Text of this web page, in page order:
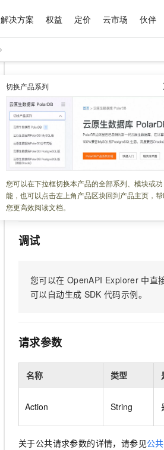
解决方案 权益 定价 云市场 伙伴
切换产品系列
您可以在下拉框切换本产品的全部系列、模块或功
能，也可以点击左上角产品区块回到产品主页，帮
您更高效阅读文档。
更新时间： 2022-09-21 13:50:54
获取资
时，返回成员所属的资源目录详情。
本文将提供一个示例，使用管理账号
调试
您可以在 OpenAPI Explorer 中直
可以自动生成 SDK 代码示例。
请求参数
名称 类型
Action String
关于公共请求参数的详情，请参见公
大模型
文本生成
Qwen3.8-Max HOT
智能体时代全能旗舰模型
Qwen3.7-Plus
能看、能想、能动手的多模态智能体模型
千问AI平台-Token Plan
千问AI平台-模型体验
精选产品
大模型服务平台百炼
大模型服务与应用平台
千问大模型
多元化、高性能、安全可靠的大模型服务
无影云电脑
随时随地安全接入的云上超级电脑
云解析DNS
云原生大数据计算服务 MaxCompute
精选解决方案
千问办公，解锁你的工作新方式
企业级Agent产品，直接交付可用成果
Agency Agents：拥有专属领域专家
多领域专家智能体,一键组建 AI 虚拟交付团队
HappyHorse 打造一站式影视创作平台
快速拥有专属 OpenClaw
普惠上云
普惠上云 官方力荐
云服务器38元/年起，超值低价云产品抢先购
官方推荐返现计划
推荐新用户得奖励，单订单最高返9万
云工开物
高校专属算力普惠，学生认证享300元代金券
免费试用
解决方案免费试用 新老同享
AI 产品 免费试用
1亿+ 大模型 tokens 和 30+ 款产品免费体验
大模型ACA认证体验
助力企业全员 AI 认知与能力提升
产品定价
了解云产品的定价详情
云上成本管理
管理和优化成本
精选商城
网站建设
多端小程序
Salesforce 国际版订阅
友盟天域
观测云
Tuya 物联网平台阿里云版
蓝凌 OA
电子合同
Tableau 订阅
生态解决方案
行业生态解决方案
开发者生态解决方案
AI 开发和 AI 应用解决方案
成为销售伙伴
分销伙伴
咨询伙伴
销售伙伴合作计划
Salesforce On Alibaba Cloud
Consulting Partner 合作计划
售前咨询
在线服务
售后服务
自助服务
工单服务
短信专区
为什么选择阿里云
什么是云计算
技术领先
稳定可靠
安全合规
分析师报告
研究报告与白皮书
天池大赛
云开发大赛
入门学习赛